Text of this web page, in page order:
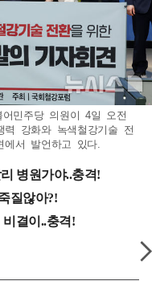
민주당 의원이 4일 오전
강화와 녹색철강기술 전
서 발언하고 있다.